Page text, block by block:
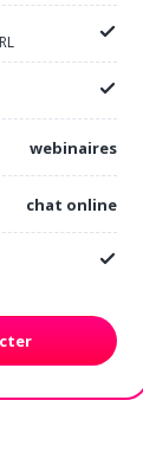
webinaires
chat online